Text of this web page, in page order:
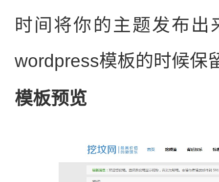
时间将你的主题发布
wordpress模板的时候保
模板预览